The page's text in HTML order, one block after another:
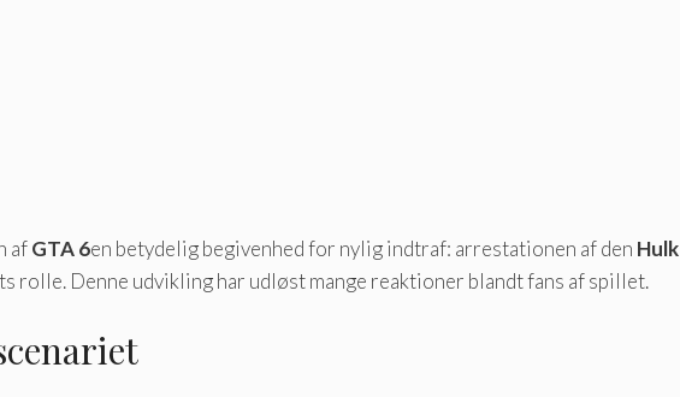
afGTA 6en betydelig begivenhed for nylig indtraf: arrestationen af ​​den Hulk
rolle. Denne udvikling har udløst mange reaktioner blandt fans af spillet.